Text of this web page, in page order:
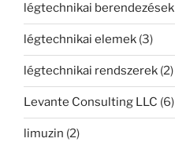
légtechnikai berendezések
légtechnikai elemek (3)
légtechnikai rendszerek (2)
Levante Consulting LLC (6)
limuzin (2)